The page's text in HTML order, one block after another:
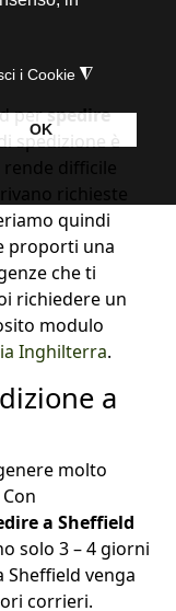
perspedire
spedizione è
difficile
richieste
quindi
proporti una
che ti
richiedere un
modulo
Inghilterra.
a
molto
a Sheffield
solo 3 – 4 giorni
Sheffield venga
corrieri.